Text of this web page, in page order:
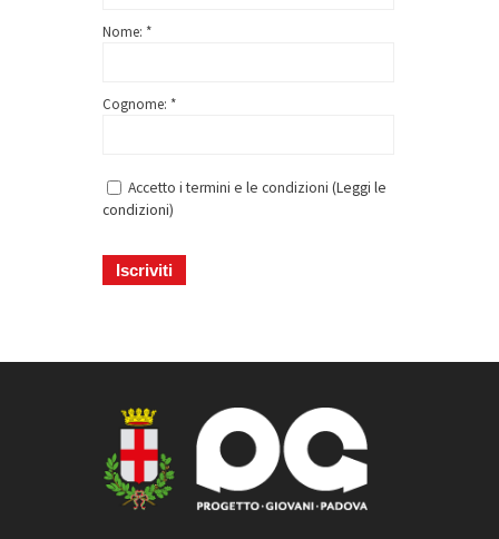
Nome: *
Cognome: *
Accetto i termini e le condizioni (Leggi le
condizioni)